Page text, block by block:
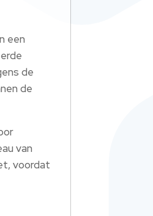
een
de
de
van
voordat